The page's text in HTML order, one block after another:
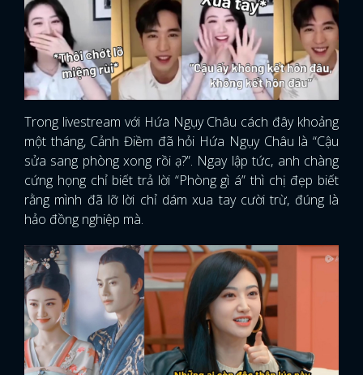
Trong livestream với Hứa Ngụy Châu cách đây khoảng
một tháng, Cảnh Điềm đã hỏi Hứa Ngụy Châu là “Cậu
sửa sang phòng xong rồi ạ?”. Ngay lập tức, anh chàng
cứng họng chỉ biết trả lời “Phòng gì á” thì chị đẹp biết
rằng mình đã lỡ lời chỉ dám xua tay cười trừ, đúng là
hảo đồng nghiệp mà.